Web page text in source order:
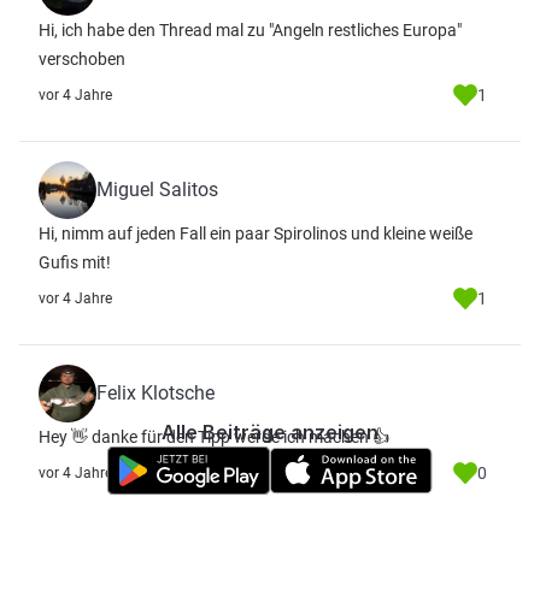
Hi, ich habe den Thread mal zu "Angeln restliches Europa"
verschoben
vor 4 Jahre 1
Miguel Salitos
Hi, nimm auf jeden Fall ein paar Spirolinos und kleine weiße
Gufis mit!
vor 4 Jahre 1
Felix Klotsche
Hey 👋 danke für den Tipp werde ich machen 👍
vor 4 Jahre 0
Alle Beiträge anzeigen